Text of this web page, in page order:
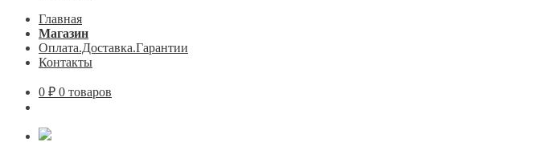
Главная
Магазин
Оплата.Доставка.Гарантии
Контакты
0 ₽ 0 товаров